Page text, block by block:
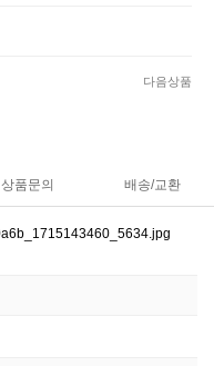
다음상품
상품문의 배송/교환